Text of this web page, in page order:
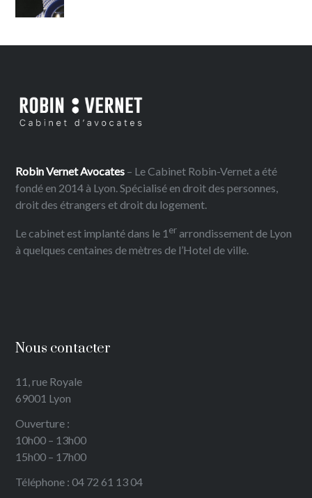
Robin Vernet Avocates – Le Cabinet Robin-Vernet a été
fondé en 2014 à Lyon. Spécialisé en droit des personnes,
droit des étrangers et droit du logement.
Le cabinet est implanté dans le 1 erarrondissement de Lyon
à quelques centaines de mètres de l’Hotel de ville.
Nous contacter
11, rue Royale
69001 Lyon
Ouverture :
10h00 – 13h00
15h00 – 17h00
Téléphone : 04 72 61 13 04